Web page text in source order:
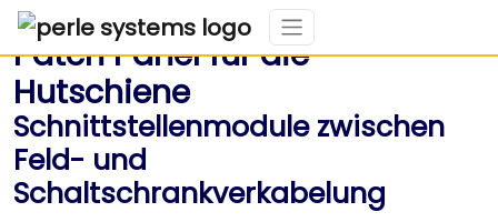
Patch Panel für die
Hutschiene
Schnittstellenmodule zwischen
Feld- und
Schaltschrankverkabelung